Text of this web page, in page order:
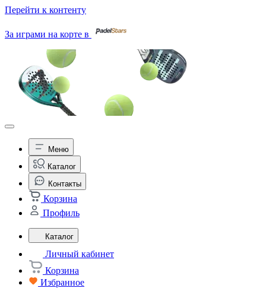
Перейти к контенту
За играми на корте в
Меню
Каталог
Контакты
Корзина
Профиль
Каталог
Личный кабинет
Корзина
Избранное